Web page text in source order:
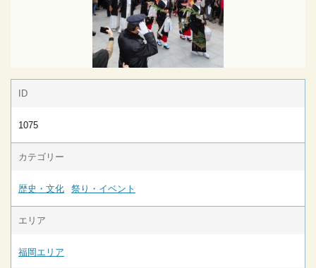
ID
1075
カテゴリー
歴史・文化 祭り・イベント
エリア
福岡エリア